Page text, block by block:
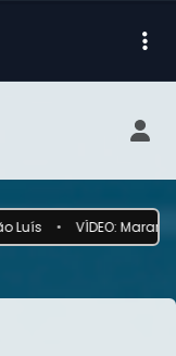
VÍDEO: Maranhense diz